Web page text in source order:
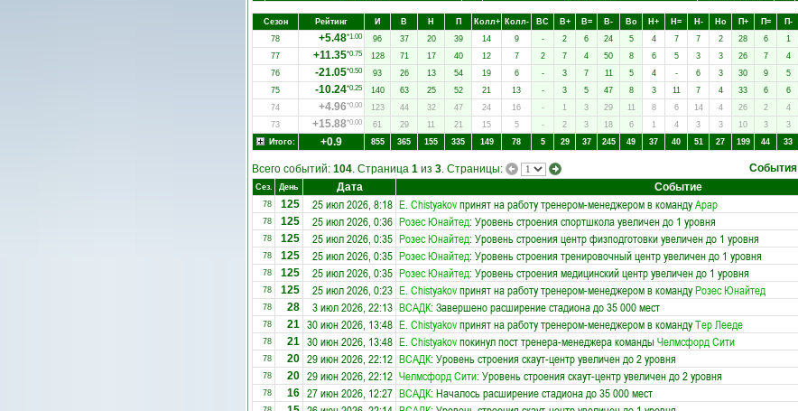
Сезон Рейтинг И В Н П Колл+ Колл- ВC В+ В= В- Вo Н+ Н= Н- Нo П+ П= П-
78
+5.48*1.00 96 37 20 39 14 9 - 2 6 24 5 4 7 7 2 28 6 1
77
+11.35*0.75 128 71 17 40 12 7 2 7 4 50 8 6 5 3 3 26 7 4
76
-21.05*0.50 93 26 13 54 19 6 - 3 7 11 5 4 - 6 3 30 9 5
75
-10.24*0.25 140 63 25 52 21 13 - 3 5 47 8 3 11 7 4 33 6 6
74
+4.96*0.00 123 44 32 47 24 16 - 1 3 29 11 8 6 14 4 26 2 4
73
+15.88*0.00 61 29 11 21 15 5 - 2 3 18 6 1 4 3 3 10 3 3
Итого:
+0.9 855 365 155 335 149 78 5 29 37 245 49 37 40 51 27 199 44 33
Всего событий: 104. Страница 1 из 3. Страницы: События
Сез. День Дата Событие
78 125 25 июл 2026, 8:18 E. Chistyakovпринят на работу тренером-менеджером в командуАрар
78 125 25 июл 2026, 0:36 Розес Юнайтед: Уровень строения спортшкола увеличен до 1 уровня
78 125 25 июл 2026, 0:35 Розес Юнайтед: Уровень строения центр физподготовки увеличен до 1 уровня
78 125 25 июл 2026, 0:35 Розес Юнайтед: Уровень строения тренировочный центр увеличен до 1 уровня
78 125 25 июл 2026, 0:35 Розес Юнайтед: Уровень строения медицинский центр увеличен до 1 уровня
78 125 25 июл 2026, 0:23 E. Chistyakovпринят на работу тренером-менеджером в командуРозес Юнайтед
78 28 3 июл 2026, 22:13 ВСАДК: Завершено расширение стадиона до 35 000 мест
78 21 30 июн 2026, 13:48 E. Chistyakovпринят на работу тренером-менеджером в командуТер Лееде
78 21 30 июн 2026, 13:48 E. Chistyakovпокинул пост тренера-менеджера командыЧелмсфорд Сити
78 20 29 июн 2026, 22:12 ВСАДК: Уровень строения скаут-центр увеличен до 2 уровня
78 20 29 июн 2026, 22:12 Челмсфорд Сити: Уровень строения скаут-центр увеличен до 2 уровня
78 16 27 июн 2026, 12:27 ВСАДК: Началось расширение стадиона до 35 000 мест